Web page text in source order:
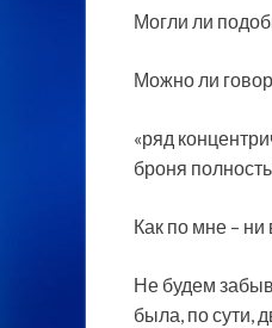
Могли ли
Можно ли
«ряд
броня
Как по мне – ни
Не будем
была, по сути,